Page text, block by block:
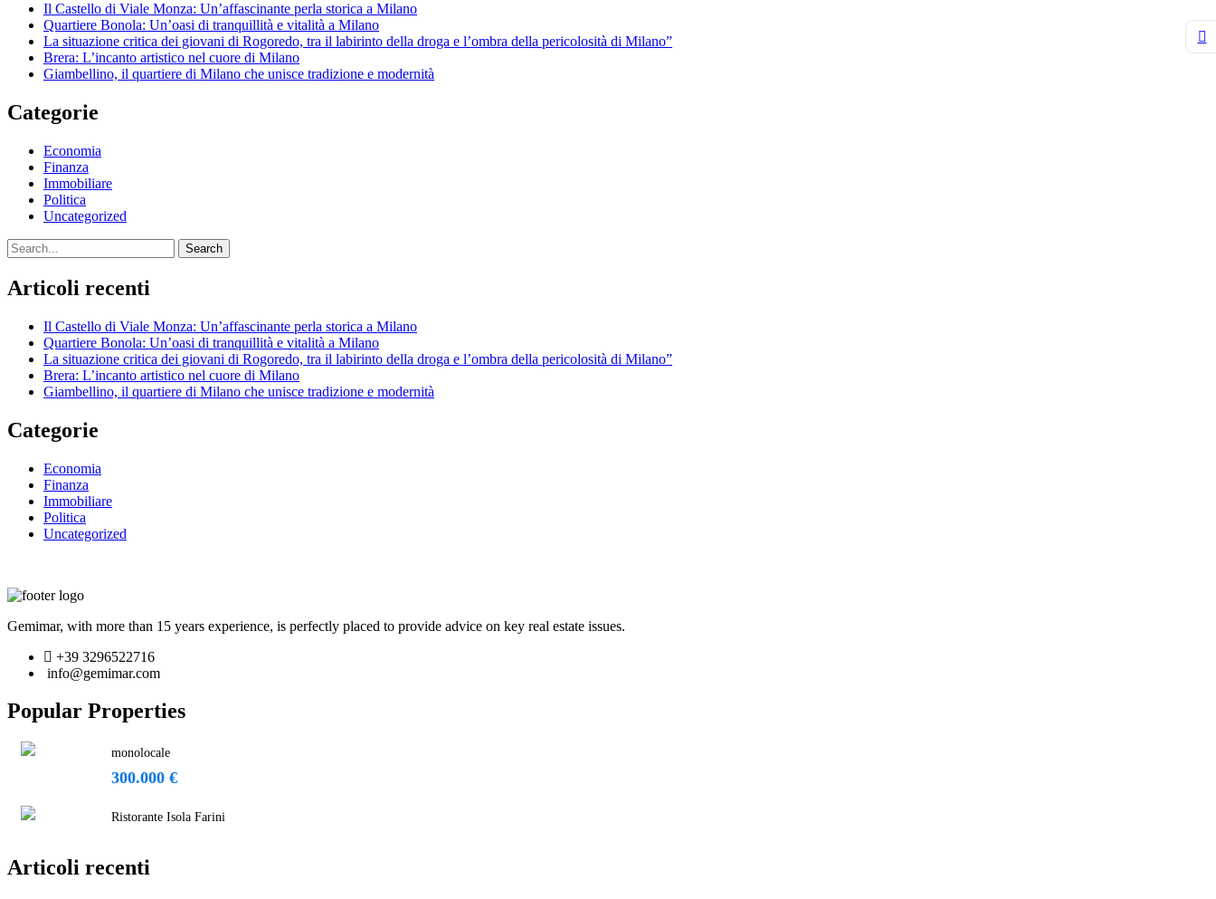
Il Castello di Viale Monza: Un’affascinante perla storica a Milano
Quartiere Bonola: Un’oasi di tranquillità e vitalità a Milano
La situazione critica dei giovani di Rogoredo, tra il labirinto della droga e l’ombra della pericolosità di Milano”
Brera: L’incanto artistico nel cuore di Milano
Giambellino, il quartiere di Milano che unisce tradizione e modernità
Categorie
Economia
Finanza
Immobiliare
Politica
Uncategorized
Search
Articoli recenti
Il Castello di Viale Monza: Un’affascinante perla storica a Milano
Quartiere Bonola: Un’oasi di tranquillità e vitalità a Milano
La situazione critica dei giovani di Rogoredo, tra il labirinto della droga e l’ombra della pericolosità di Milano”
Brera: L’incanto artistico nel cuore di Milano
Giambellino, il quartiere di Milano che unisce tradizione e modernità
Categorie
Economia
Finanza
Immobiliare
Politica
Uncategorized
Gemimar, with more than 15 years experience, is perfectly placed to provide advice on key real estate issues.
+39 3296522716
info@gemimar.com
Popular Properties
monolocale
300.000 €
Ristorante Isola Farini
Articoli recenti